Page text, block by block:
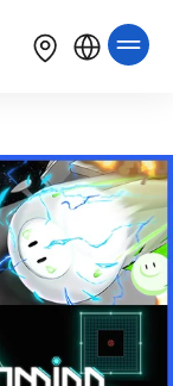
Bahasa Indonesia